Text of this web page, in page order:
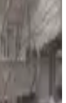
Müstakil Ev